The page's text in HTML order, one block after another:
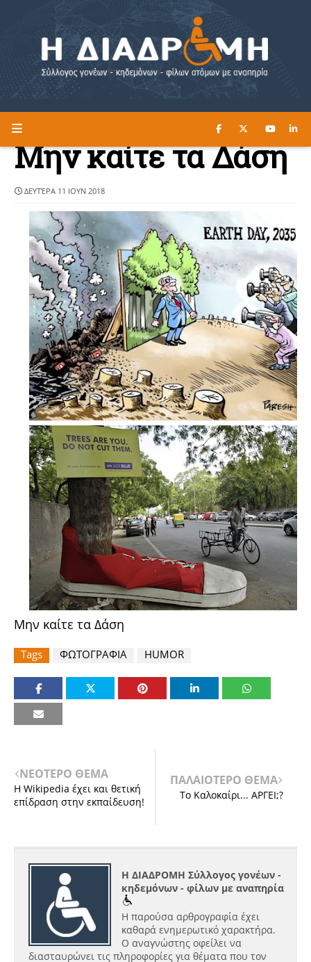
Η ΔΙΑΔΡΟΜΗ ΔΙΑΒΑΣΤΕ ΕΔΩ ►
Μην καίτε τα Δάση
ΔΕΥΤΈΡΑ 11 ΙΟΥΝ 2018
Μην καίτε τα Δάση
Tags ΦΩΤΟΓΡΑΦΙΑ HUMOR
ΝΕΟΤΕΡΟ ΘΕΜΑ
Η Wikipedia έχει και θετική
επίδραση στην εκπαίδευση!
ΠΑΛΑΙΟΤΕΡΟ ΘΕΜΑ
Το Καλοκαίρι... ΑΡΓΕΙ;?
Η ΔΙΑΔΡΟΜΗ Σύλλογος γονέων -
κηδεμόνων - φίλων με αναπηρία
Η παρούσα αρθρογραφία έχει
καθαρά ενημερωτικό χαρακτήρα.
Ο αναγνώστης οφείλει να
διασταυρώνει τις πληροφορίες για θέματα που τον